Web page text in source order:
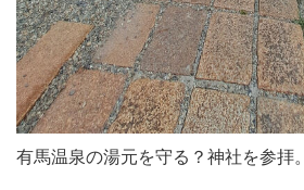
有馬温泉の湯元を守る？神社を参拝。